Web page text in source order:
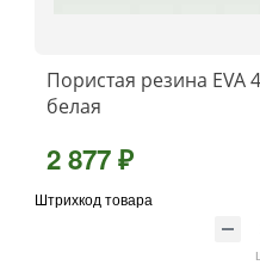
Пористая резина EVA
белая
2 877 ₽
Штрихкод товара